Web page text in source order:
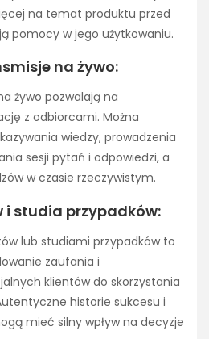
na temat produktu przed
pomocy w jego użytkowaniu.
na żywo:
żywo pozwalają na
z odbiorcami. Można
wiedzy, prowadzenia
sesji pytań i odpowiedzi, a
w czasie rzeczywistym.
i studia przypadków:
lub studiami przypadków to
zaufania i
klientów do skorzystania
historie sukcesu i
mieć silny wpływ na decyzje